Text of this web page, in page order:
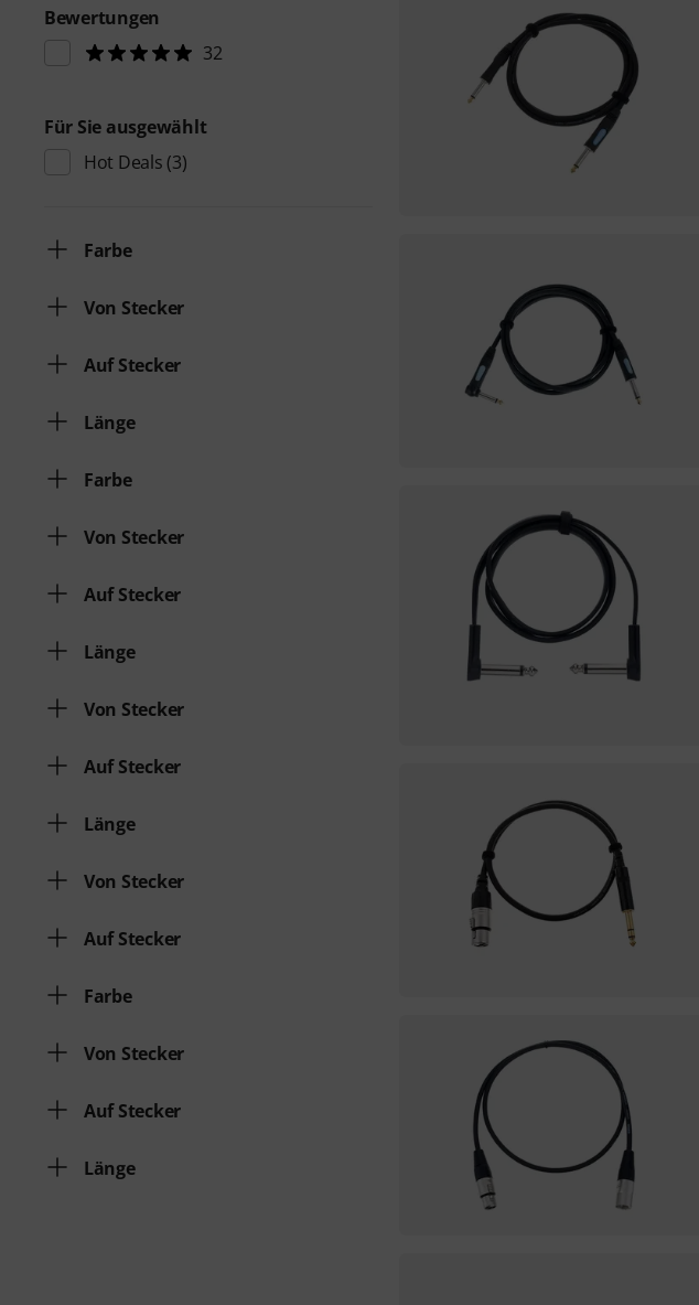
Bewertungen
32
Für Sie ausgewählt
Hot Deals (3)
Farbe
Von Stecker
Auf Stecker
Länge
Farbe
Von Stecker
Auf Stecker
Länge
Von Stecker
Auf Stecker
Länge
Von Stecker
Auf Stecker
Farbe
Von Stecker
Auf Stecker
Länge